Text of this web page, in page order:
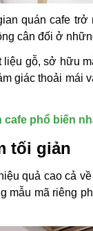
quán cafe
cân đối ở
gỗ, sở hữu
giác thoải mái
cafe phổ biến
tối giản
quả cao cả
mẫu mã riêng